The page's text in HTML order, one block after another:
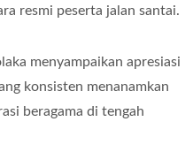
resmi peserta jalan santai.
menyampaikan apresiasi
konsisten menanamkan
beragama di tengah